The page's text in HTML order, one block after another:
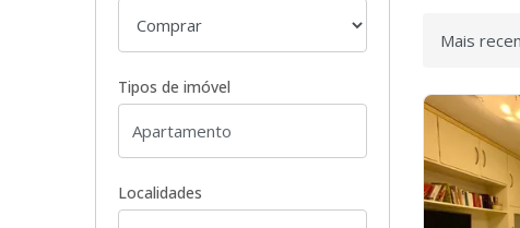
Tipos de imóvel
Localidades
Ordenar por